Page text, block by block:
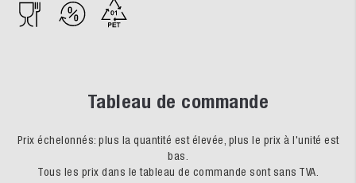
Tableau de commande
Prix échelonnés: plus la quantité est élevée, plus le prix à l'unité est
bas.
Tous les prix dans le tableau de commande sont sans TVA.